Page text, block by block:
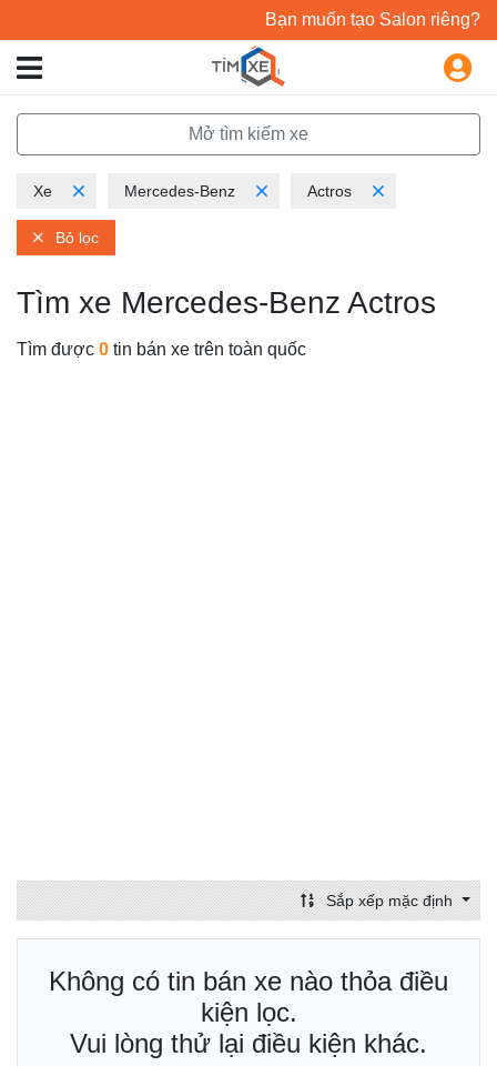
Bạn muốn tạo Salon riêng?
Mở tìm kiếm xe
Xe Mercedes-Benz Actros
Bỏ lọc
Tìm xe Mercedes-Benz Actros
Tìm được 0 tin bán xe trên toàn quốc
Sắp xếp mặc định
Không có tin bán xe nào thỏa điều
kiện lọc.
Vui lòng thử lại điều kiện khác.